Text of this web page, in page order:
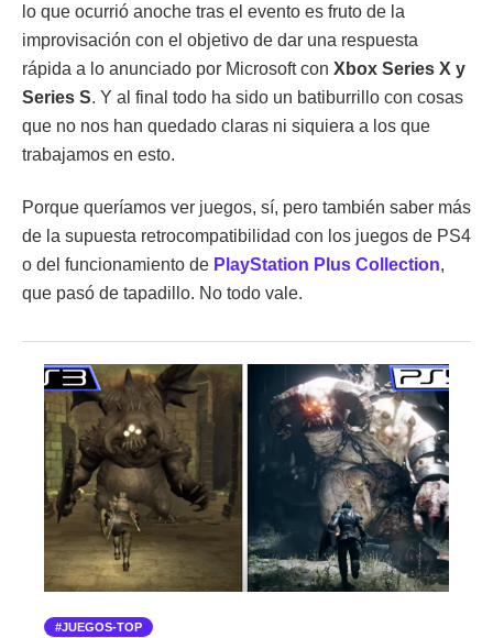
lo que ocurrió anoche tras el evento es fruto de la
improvisación con el objetivo de dar una respuesta
rápida a lo anunciado por Microsoft con Xbox Series X y
Series S. Y al final todo ha sido un batiburrillo con cosas
que no nos han quedado claras ni siquiera a los que
trabajamos en esto.
Porque queríamos ver juegos, sí, pero también saber más
de la supuesta retrocompatibilidad con los juegos de PS4
o del funcionamiento de PlayStation Plus Collection,
que pasó de tapadillo. No todo vale.
JUEGOS-TOP